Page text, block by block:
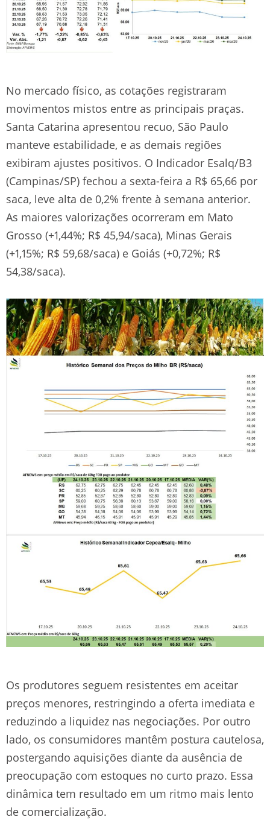
No mercado físico, as cotações registraram
movimentos mistos entre as principais praças.
Santa Catarina apresentou recuo, São Paulo
manteve estabilidade, e as demais regiões
exibiram ajustes positivos. O Indicador Esalq/B3
(Campinas/SP) fechou a sexta-feira a R$ 65,66 por
saca, leve alta de 0,2% frente à semana anterior.
As maiores valorizações ocorreram em Mato
Grosso (+1,44%; R$ 45,94/saca), Minas Gerais
(+1,15%; R$ 59,68/saca) e Goiás (+0,72%; R$
54,38/saca).
Os produtores seguem resistentes em aceitar
preços menores, restringindo a oferta imediata e
reduzindo a liquidez nas negociações. Por outro
lado, os consumidores mantêm postura cautelosa,
postergando aquisições diante da ausência de
preocupação com estoques no curto prazo. Essa
dinâmica tem resultado em um ritmo mais lento
de comercialização.